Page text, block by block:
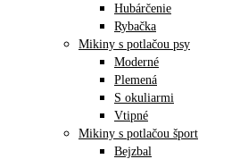
Hubárčenie
Rybačka
Mikiny s potlačou psy
Moderné
Plemená
S okuliarmi
Vtipné
Mikiny s potlačou šport
Bejzbal